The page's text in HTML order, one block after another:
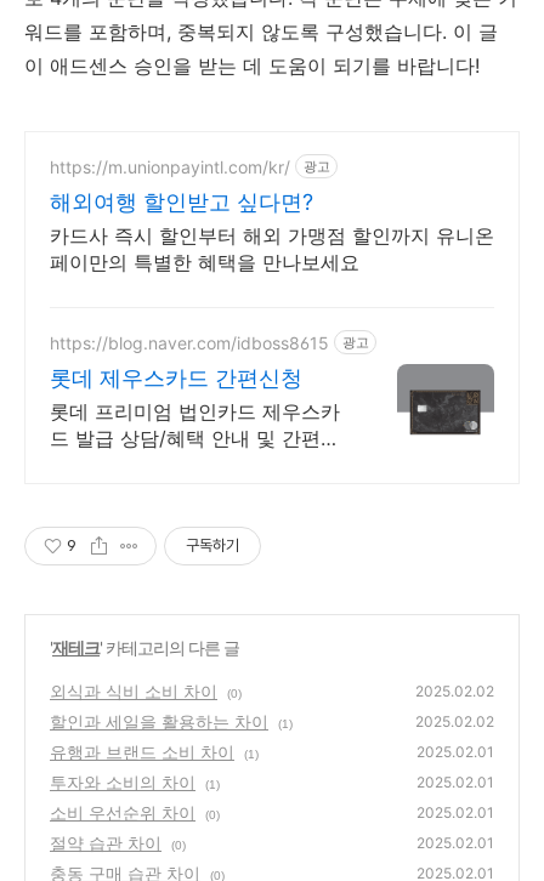
워드를 포함하며, 중복되지 않도록 구성했습니다. 이 글
이 애드센스 승인을 받는 데 도움이 되기를 바랍니다!
https://m.unionpayintl.com/kr/ 광고
해외여행 할인받고 싶다면?
카드사 즉시 할인부터 해외 가맹점 할인까지 유니온
페이만의 특별한 혜택을 만나보세요
https://blog.naver.com/idboss8615 광고
롯데 제우스카드 간편신청
롯데 프리미엄 법인카드 제우스카
드 발급 상담/혜택 안내 및 간편신
9 구독하기
'재테크' 카테고리의 다른 글
외식과 식비 소비 차이 (0) 2025.02.02
할인과 세일을 활용하는 차이 (1) 2025.02.02
유행과 브랜드 소비 차이 (1) 2025.02.01
투자와 소비의 차이 (1) 2025.02.01
소비 우선순위 차이 (0) 2025.02.01
절약 습관 차이 (0) 2025.02.01
충동 구매 습관 차이 (0) 2025.02.01